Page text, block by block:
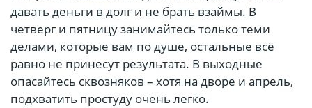
давать деньги в долг и не брать взаймы. В
четверг и пятницу занимайтесь только теми
делами, которые вам по душе, остальные всё
равно не принесут результата. В выходные
опасайтесь сквозняков – хотя на дворе и апрель,
подхватить простуду очень легко.